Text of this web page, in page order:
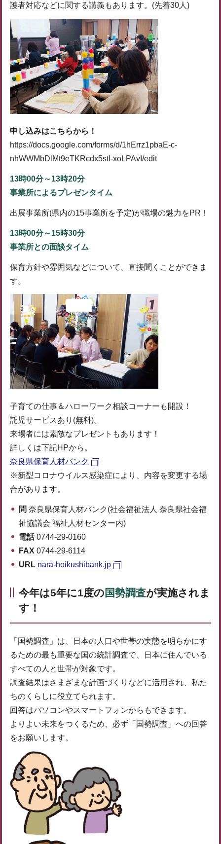
護者対応などに関する講義もあります。(先着30人)
申し込みはこちらから！
https://docs.google.com/forms/d/1hErrz1pbaE-c-
nhWWMbDlMt9eTKRcdx5stl-xoLPAvI/edit
13時00分～13時20分
事業所によるプレゼンタイム
出展事業所(県内の15事業所を予定)が職場の魅力をPR！
13時00分～15時30分
事業所との面談タイム
保育方針や雰囲気などについて、直接聞くことができま
す。
子育ての仕事＆ハローワーク相談コーナーも開設！
託児サービスあり(無料)。
来場者には素敵なプレゼントもあります！
詳しくは下記HPから。
奈良県保育人材バンク
※新型コロナウイルス感染症により、内容を変更する場
合があります。
問 奈良県保育人材バンク(社会福祉法人 奈良県社会福
祉協議会 福祉人材センター内)
電話0744-29-0160
FAX 0744-29-6114
URL nara-hoikushibank.jp
今年は5年に1度の 国勢調査が実施されま
す！
「国勢調査」は、日本の人口や世帯の実態を明らかにす
るための最も重要な国の統計調査で、日本に住んでいる
すべての人と世帯が対象です。
調査結果はさまざまな計画づくりなどに活用され、私た
ちのくらしに役立てられます。
回答はパソコンやスマートフォンからもできます。
よりよい未来をつくるため、必ず「国勢調査」への回答
をお願いします。